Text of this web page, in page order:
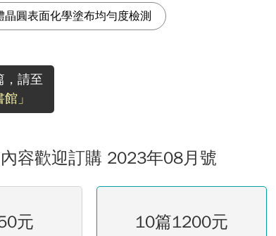
晶圓表面化學塗布均勻度檢測
，請至
」
容歡迎訂購 2023年08月號
元
10篇1200元